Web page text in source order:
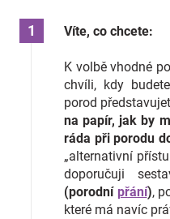
Hračkářství
Přihlášení
Víte, co chcete:
K volbě vhodné
chvíli, kdy
porod
na papír, jak by
ráda při porodu
„alternativní
doporučuji
(porodní přání),
které má navíc